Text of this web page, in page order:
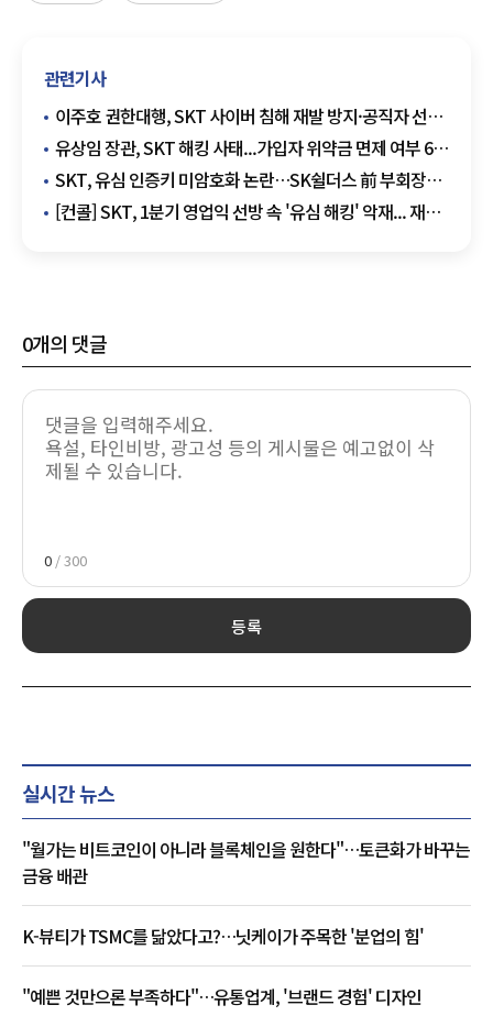
관련기사
이주호 권한대행, SKT 사이버 침해 재발 방지·공직자 선거
중립 강력 주문
유상임 장관, SKT 해킹 사태...가입자 위약금 면제 여부 6월
말 판가름
SKT, 유심 인증키 미암호화 논란…SK쉴더스 前 부회장
사임 맞물려 파장
[컨콜] SKT, 1분기 영업익 선방 속 '유심 해킹' 악재... 재무
0개의 댓글
0 / 300
등록
실시간 뉴스
"월가는 비트코인이 아니라 블록체인을 원한다"…토큰화가 바꾸는
금융 배관
K-뷰티가 TSMC를 닮았다고?…닛케이가 주목한 '분업의 힘'
"예쁜 것만으론 부족하다"…유통업계, '브랜드 경험' 디자인